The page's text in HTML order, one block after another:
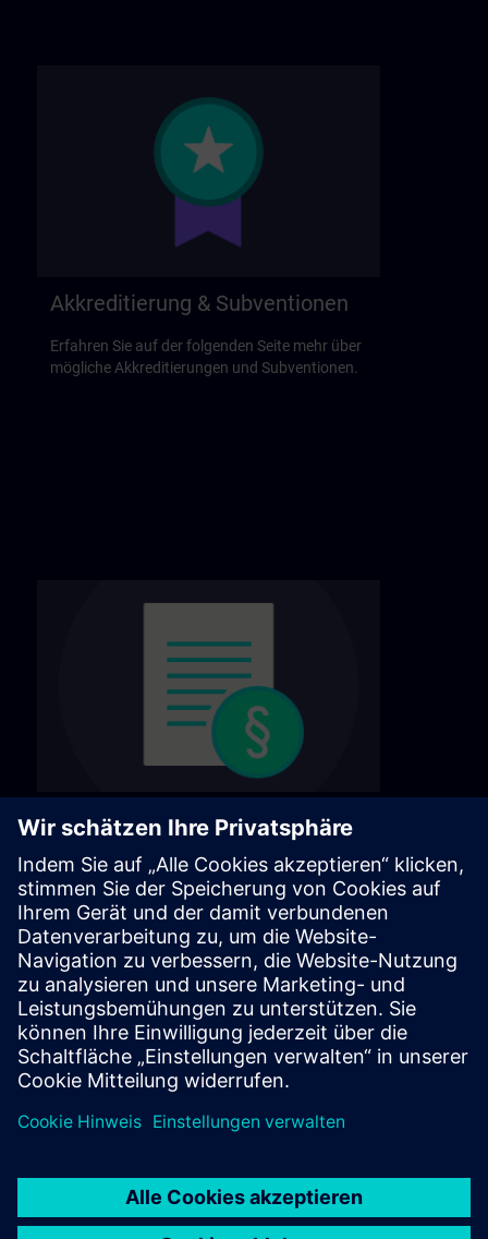
Akkreditierung & Subventionen
Erfahren Sie auf der folgenden Seite mehr über
mögliche Akkreditierungen und Subventionen.
Allgemeine
Geschäftsbedingungen
Unsere allgemeinen Geschäftsbedingungen
finden Sie auf der folgenden Seite.